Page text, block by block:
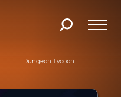
Dungeon Tycoon